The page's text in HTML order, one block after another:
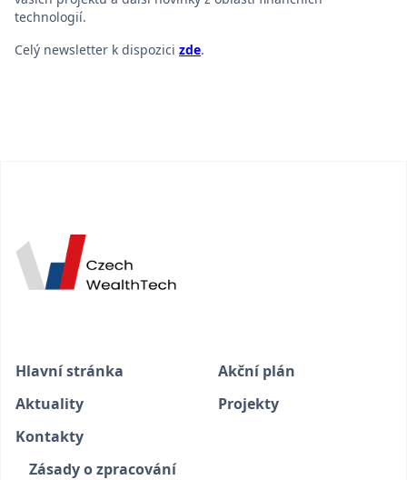
technologií.
Celý newsletter k dispozici zde.
Hlavní stránka
Akční plán
Aktuality
Projekty
Kontakty
Zásady o zpracování